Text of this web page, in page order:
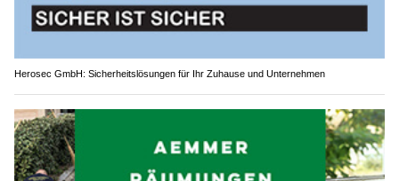
Herosec GmbH: Sicherheitslösungen für Ihr Zuhause und Unternehmen